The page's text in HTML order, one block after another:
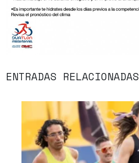
ENTRADAS RELACIONADAS